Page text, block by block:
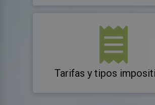
Tarifas y tipos